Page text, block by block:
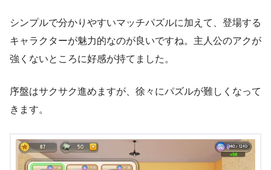
シンプルで分かりやすいマッチパズルに加えて、登場する
キャラクターが魅力的なのが良いですね。主人公のアクが
強くないところに好感が持てました。
序盤はサクサク進めますが、徐々にパズルが難しくなって
きます。